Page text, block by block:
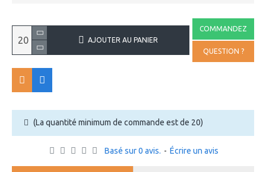
Basé sur 0 avis. - Écrire un avis
AJOUTER AU PANIER
COMMANDEZ
QUESTION ?
(La quantité minimum de commande est de 20)